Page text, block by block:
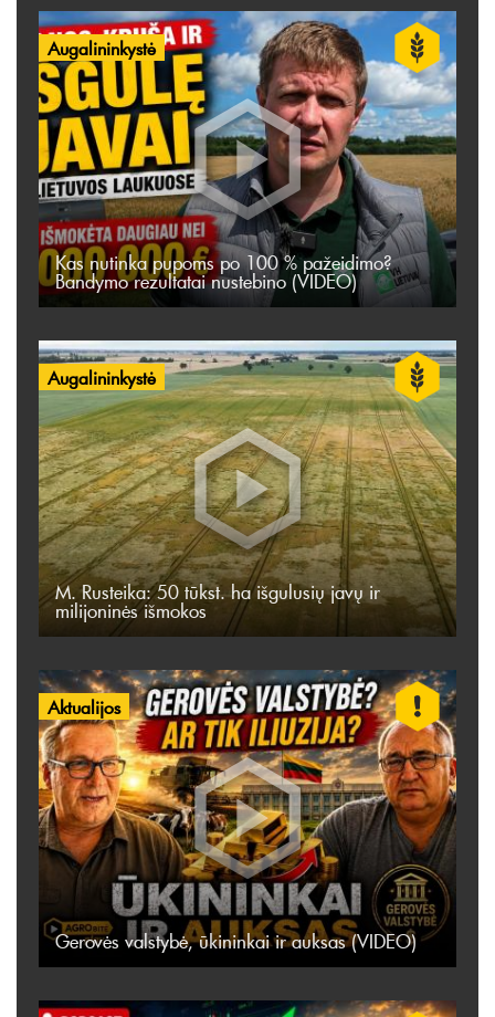
Augalininkystė
Kas nutinka pupoms po 100 % pažeidimo?
Bandymo rezultatai nustebino (VIDEO)
Augalininkystė
M. Rusteika: 50 tūkst. ha išgulusių javų ir
milijoninės išmokos
Aktualijos
Gerovės valstybė, ūkininkai ir auksas (VIDEO)